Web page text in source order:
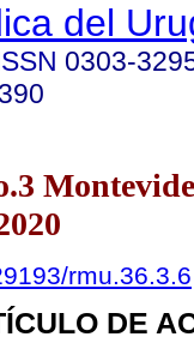
del
0303-
rmu.36.3.6
DE